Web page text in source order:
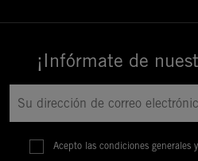
¡Infórmate de
Acepto las condiciones